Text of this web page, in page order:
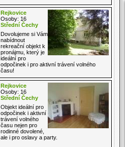
Rejkovice
Osoby: 16
Střední Čechy
Dovolujeme si Vám
nabídnout
rekreační objekt k
pronájmu, který je
ideální pro
odpočinek i pro aktivní trávení volného
času!
Rejkovice
Osoby: 16
Střední Čechy
Objekt ideální pro
odpočinek i aktivní
trávení volného
času nejen pro
rodinné dovolené,
ale i pro oslavy a party.